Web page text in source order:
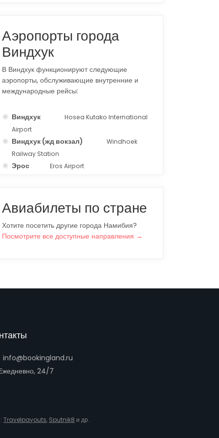
Аэропорты города
Виндхук
В Виндхук функционируют следующие
аэропорты, обслуживающие внутренние и
международные рейсы:
Виндхук
Hosea Kutako International
Airport
Виндхук (жд вокзал)
Windhoek
Railway Station
Эрос Eros Airport
Авиабилеты по стране
Хотите посетить другие города Намибия?
Посмотрите все доступные направления →
info@bookingland.ru
24/7
Travelpayouts, Sputnik8 и др.